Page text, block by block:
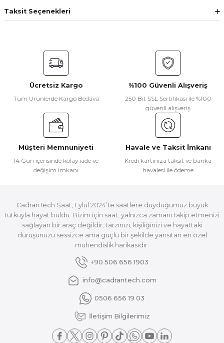
Taksit Seçenekleri
Ücretsiz Kargo
Tüm Ürünlerde Kargo Bedava
%100 Güvenli Alışveriş
250 Bit SSL Sertifikası ile %100
güvenli alışveriş
Müşteri Memnuniyeti
14 Gün içerisinde kolay iade ve
değişim imkanı
Havale ve Taksit İmkanı
Kredi kartınıza taksit ve banka
havalesi ile ödeme
CadranTech Saat, Eylül 2024’te saatlere duyduğumuz büyük
tutkuyla hayat buldu. Bizim için saat, yalnızca zamanı takip etmenizi
sağlayan bir araç değildir; tarzınızı, kişiliğinizi ve hayattaki
duruşunuzu sessizce ama güçlü bir şekilde yansıtan en özel
mühendislik harikasıdır.
+90 506 656 1903
info@cadrantech.com
0506 656 19 03
İletişim Bilgilerimiz